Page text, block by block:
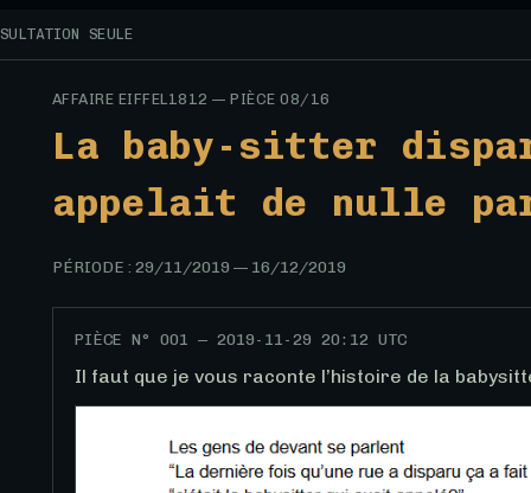
SEULE
AFFAIRE EIFFEL1812 — PIÈCE 08/16
La baby-sitter
appelait de nulle
PÉRIODE : 29/11/2019 — 16/12/2019
PIÈCE N° 001 — 2019-11-29 20:12 UTC
Il faut que je vous raconte l’histoire de la